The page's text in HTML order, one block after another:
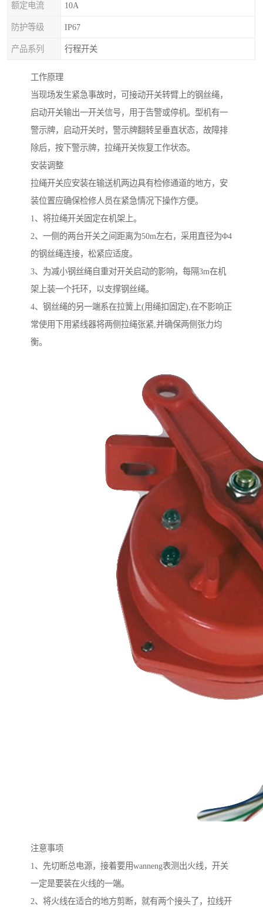
额定电流 10A
防护等级 IP67
产品系列 行程开关
工作原理
当现场发生紧急事故时，可接动开关转臂上的钢丝绳，
启动开关输出一开关信号，用于告警或停机。型机有一
警示牌，启动开关时，警示牌翻转呈垂直状态，故障排
除后，按下警示牌，拉绳开关恢复工作状态。
安装调整
拉绳开关应安装在输送机两边具有检修通道的地方，安
装位置应确保检修人员在紧急情况下操作方便。
1、将拉绳开关固定在机架上。
2、一侧的两台开关之间距离为50m左右，采用直径为Φ4
的钢丝绳连接，松紧应适度。
3、为减小钢丝绳自重对开关启动的影响，每隔3m在机
架上装一个托环，以支撑钢丝绳。
4、钢丝绳的另一端系在拉簧上(用绳扣固定),在不影响正
常使用下用紧线器将两侧拉绳张紧,并确保两侧张力均
衡。
注意事项
1、先切断总电源，接着要用wanneng表测出火线，开关
一定是要装在火线的一端。
2、将火线在适合的地方剪断，就有两个接头了，拉线开